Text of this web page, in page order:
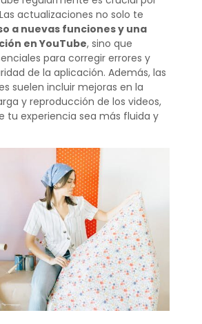
actualizaciones no solo te
a nuevas funciones y una
en YouTube, sino que
para corregir errores y
de la aplicación. Además, las
suelen incluir mejoras en la
y reproducción de los videos,
tu experiencia sea más fluida y